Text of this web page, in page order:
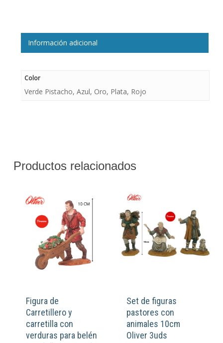
Información adicional
Color
Verde Pistacho, Azul, Oro, Plata, Rojo
Productos relacionados
Figura de
Carretillero y
carretilla con
verduras para belén
Set de figuras
pastores con
animales 10cm
Oliver 3uds